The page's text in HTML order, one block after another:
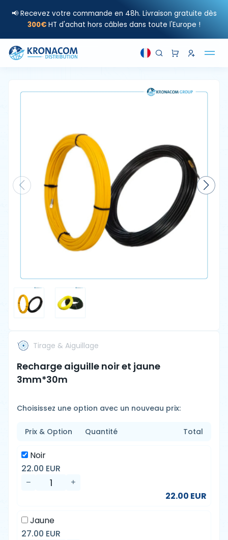
📢 Recevez votre commande en 48h. Livraison gratuite dès
300€ HT d'achat hors câbles dans toute l'Europe !
Tirage & Aiguillage
Recharge aiguille noir et jaune
3mm*30m
Choisissez une option avec un nouveau prix:
Prix & Option Quantité Total
Noir
22.00 EUR
22.00 EUR
Jaune
27.00 EUR